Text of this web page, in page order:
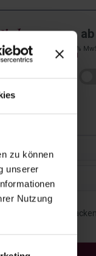
zu können
unserer
Nutzung
ab
zzgl. 19%
Versand
Als Geschenk verpacken